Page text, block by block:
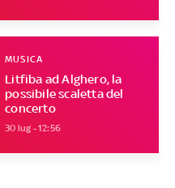
Litfiba ad Alghero, la
possibile scaletta del
concerto
MUSICA
30 lug - 12:56